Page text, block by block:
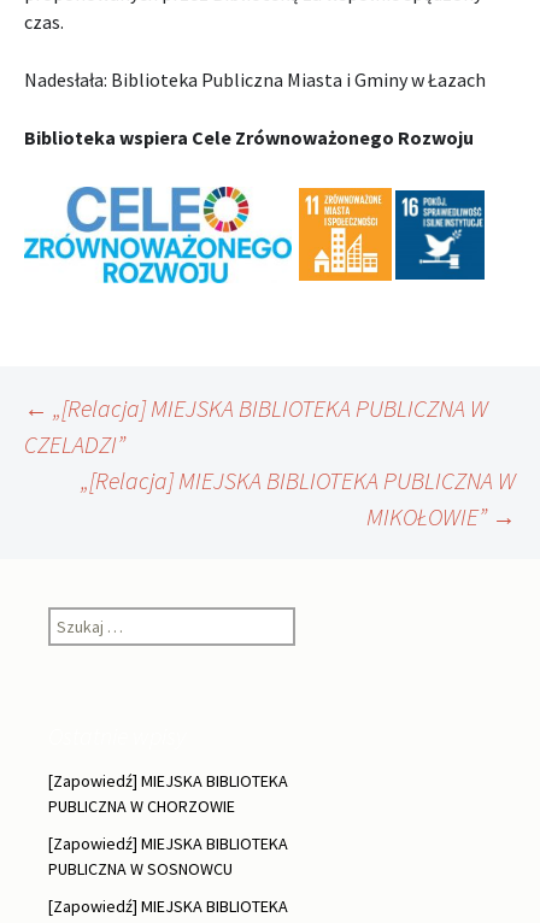
czas.
Nadesłała: Biblioteka Publiczna Miasta i Gminy w Łazach
Biblioteka wspiera Cele Zrównoważonego Rozwoju
Nawigacja
wpisu
← „[Relacja] MIEJSKA BIBLIOTEKA PUBLICZNA W
CZELADZI”
„[Relacja] MIEJSKA BIBLIOTEKA PUBLICZNA W
MIKOŁOWIE” →
Szukaj:
[Zapowiedź] MIEJSKA BIBLIOTEKA
PUBLICZNA W CHORZOWIE
[Zapowiedź] MIEJSKA BIBLIOTEKA
PUBLICZNA W SOSNOWCU
[Zapowiedź] MIEJSKA BIBLIOTEKA